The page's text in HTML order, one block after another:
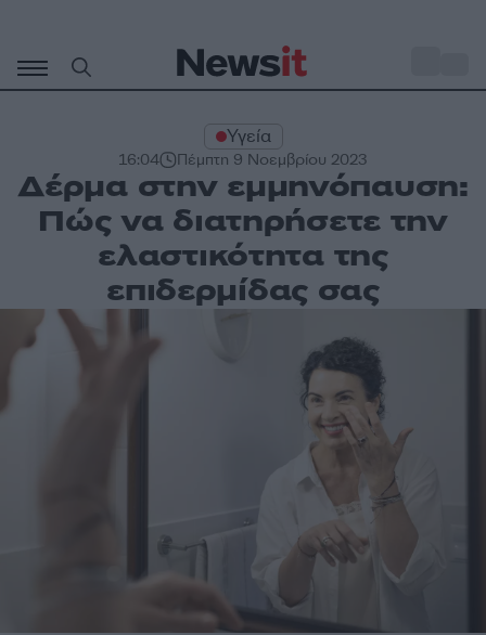
περιεχόμενο
Υγεία
16:04 Πέμπτη 9 Νοεμβρίου 2023
Δέρμα στην εμμηνόπαυση:
Πώς να διατηρήσετε την
ελαστικότητα της
επιδερμίδας σας